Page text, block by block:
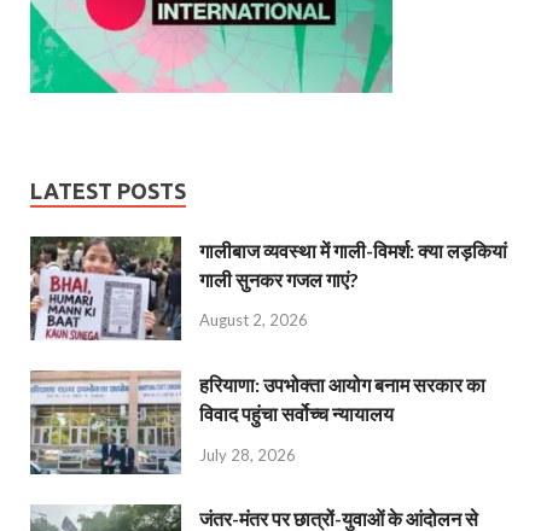
LATEST POSTS
गालीबाज व्‍यवस्‍था में गाली-विमर्श: क्या लड़कियां
गाली सुनकर गजल गाएं?
August 2, 2026
हरियाणा: उपभोक्ता आयोग बनाम सरकार का
विवाद पहुंचा सर्वोच्च न्यायालय
July 28, 2026
जंतर-मंतर पर छात्रों-युवाओं के आंदोलन से